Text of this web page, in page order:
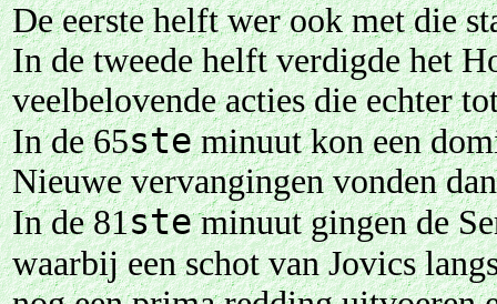
De eerste helft wer ook met die
In de tweede helft verdigde het
veelbelovende acties die echter
In de 65steminuut kon een
Nieuwe vervangingen vonden
In de 81steminuut gingen de
waarbij een schot van Jovics